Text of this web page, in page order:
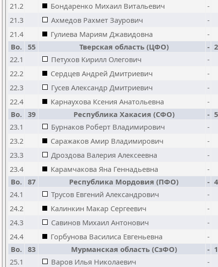
21.2 Бондаренко Михаил Витальевич
-
21.3
Ахмедов Рахмет Заурович
-
21.4
Гулиева Мариям Джавидовна
-
Bo. 55 Тверская область (ЦФО) -
22.1
Петухов Кирилл Олегович
-
22.2
Сердцев Андрей Дмитриевич
-
22.3
Гусев Александр Дмитриевич
-
22.4
Карнаухова Ксения Анатольевна
-
Bo. 39 Республика Хакасия (СФО) -
23.1
Бурнаков Роберт Владимирович
-
23.2
Саражаков Амир Владимирович
-
23.3
Дроздова Валерия Алексеевна
-
23.4
Карамчакова Яна Геннадьевна
-
Bo. 87 Республика Мордовия (ПФО) -
24.1
Трусов Евгений Александрович
-
24.2
Калинкин Макар Сергеевич
-
24.3
Савинов Михаил Антонович
-
24.4
Горбунова Василиса Евгеньевна
-
Bo. 83 Мурманская область (СзФО) -
25.1
Варов Илья Николаевич
-